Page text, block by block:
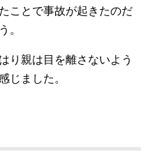
ことで事故が起きたのだ
。
り親は目を離さないよう
じました。